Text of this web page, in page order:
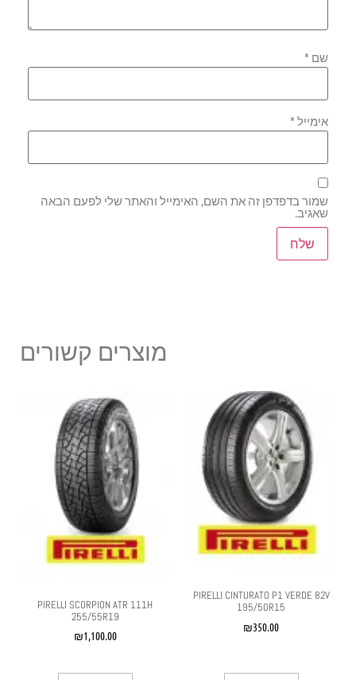
שם*
אימייל*
שמור בדפדפן זה את השם, האימייל והאתר שלי לפעם הבאה
שאגיב.
מוצרים קשורים
PIRELLI CINTURATO P1 VERDE 82V
195/50R15
₪350.00
PIRELLI SCORPION ATR 111H
255/55R19
₪1,100.00